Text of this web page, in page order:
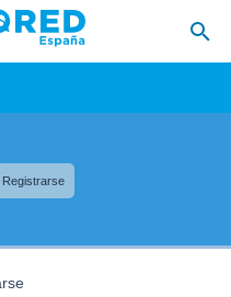
Registrarse